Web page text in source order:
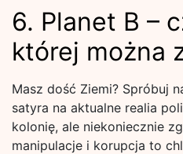
6. Planet B –
której można
Masz dość Ziemi? Spróbuj
satyra na aktualne realia
kolonię, ale niekoniecznie
manipulacje i korupcja to